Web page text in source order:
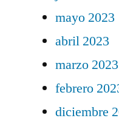
mayo 2023
abril 2023
marzo 2023
febrero
diciembre